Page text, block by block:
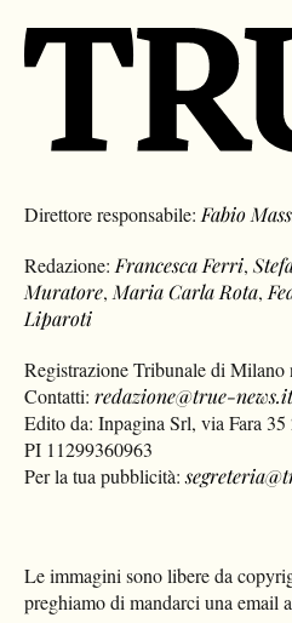
Direttore responsabile: Fabio
Redazione: Francesca Ferri,
Muratore, Maria Carla Rota,
Liparoti
Registrazione Tribunale di
Contatti:redazione@true-
Edito da: Inpagina Srl, via Fara
PI 11299360963
Per la tua pubblicità:
Le immagini sono libere da
preghiamo di mandarci una email